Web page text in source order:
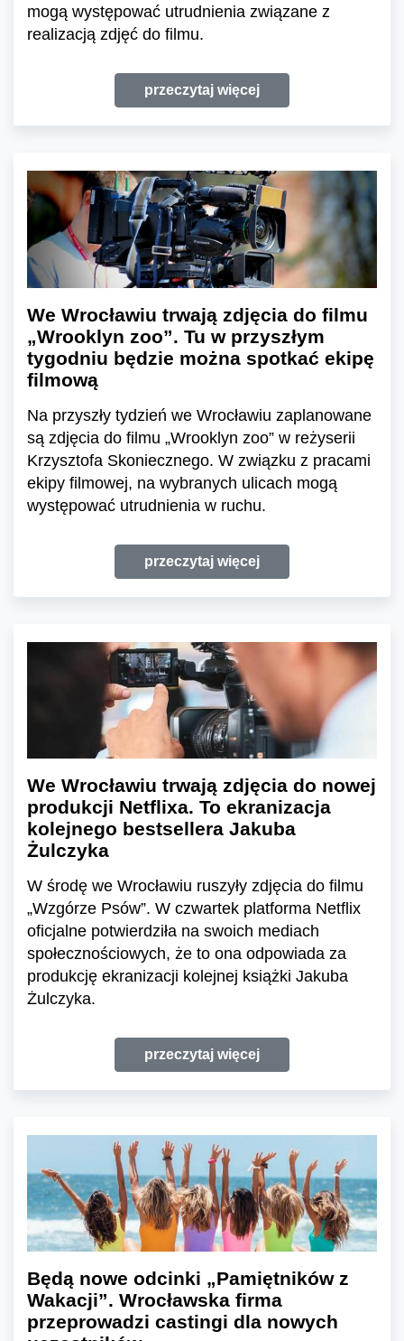
mogą występować utrudnienia związane z
realizacją zdjęć do filmu.
przeczytaj więcej
We Wrocławiu trwają zdjęcia do filmu
„Wrooklyn zoo”. Tu w przyszłym
tygodniu będzie można spotkać ekipę
filmową
Na przyszły tydzień we Wrocławiu zaplanowane
są zdjęcia do filmu „Wrooklyn zoo” w reżyserii
Krzysztofa Skoniecznego. W związku z pracami
ekipy filmowej, na wybranych ulicach mogą
występować utrudnienia w ruchu.
przeczytaj więcej
We Wrocławiu trwają zdjęcia do nowej
produkcji Netflixa. To ekranizacja
kolejnego bestsellera Jakuba
Żulczyka
W środę we Wrocławiu ruszyły zdjęcia do filmu
„Wzgórze Psów”. W czwartek platforma Netflix
oficjalne potwierdziła na swoich mediach
społecznościowych, że to ona odpowiada za
produkcję ekranizacji kolejnej książki Jakuba
Żulczyka.
przeczytaj więcej
Będą nowe odcinki „Pamiętników z
Wakacji”. Wrocławska firma
przeprowadzi castingi dla nowych